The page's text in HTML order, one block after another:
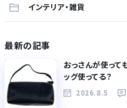
インテリア・雑貨
最新の記事
おっさんが使って
ッグ使ってる？
2026.8.5